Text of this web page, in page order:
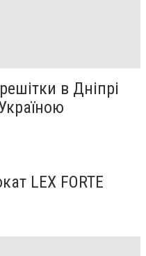
в Дніпрі
LEX FORTE